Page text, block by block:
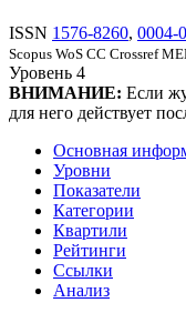
ISSN 1576-8260, 0004-
Scopus WoS CC Crossref
Уровень 4
ВНИМАНИЕ: Если
для него действует
Основная
Уровни
Показатели
Категории
Квартили
Рейтинги
Ссылки
Анализ